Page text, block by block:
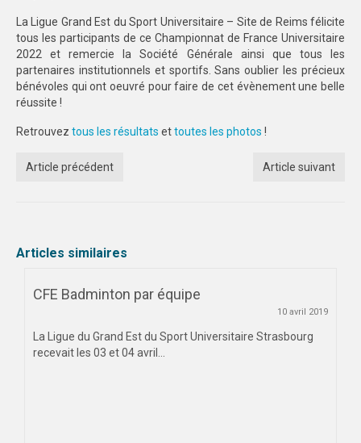
PHOTOTHÈQUE
NANCY-METZ
STRASBOURG
VIDÉOTHÈQUE
PARTENAIRES
La Ligue Grand Est du Sport Universitaire – Site de Reims félicite
tous les participants de ce Championnat de France Universitaire
2022 et remercie la Société Générale ainsi que tous les
partenaires institutionnels et sportifs. Sans oublier les précieux
bénévoles qui ont oeuvré pour faire de cet évènement une belle
réussite !
Retrouvez tous les résultats ettoutes les photos !
Article précédent Article suivant
Articles similaires
CFE Badminton par équipe
10 avril 2019
La Ligue du Grand Est du Sport Universitaire Strasbourg
recevait les 03 et 04 avril...